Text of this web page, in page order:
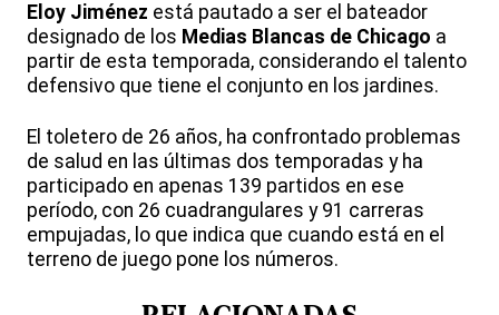
Eloy Jiménez está pautado a ser el bateador
designado de los Medias Blancas de Chicago a
partir de esta temporada, considerando el talento
defensivo que tiene el conjunto en los jardines.
El toletero de 26 años, ha confrontado problemas
de salud en las últimas dos temporadas y ha
participado en apenas 139 partidos en ese
período, con 26 cuadrangulares y 91 carreras
empujadas, lo que indica que cuando está en el
terreno de juego pone los números.